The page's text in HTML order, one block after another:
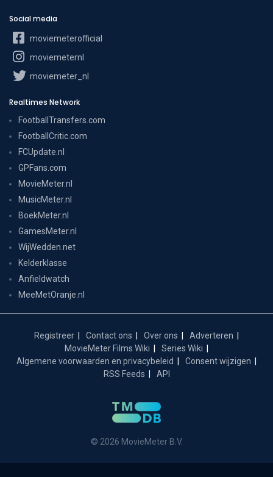
Social media
moviemeterofficial
moviemeternl
moviemeter_nl
Realtimes Network
FootballTransfers.com
FootballCritic.com
FCUpdate.nl
GPFans.com
MovieMeter.nl
MusicMeter.nl
BoekMeter.nl
GamesMeter.nl
WijWedden.net
Kelderklasse
Anfieldwatch
MeeMetOranje.nl
Registreer Contact ons Over ons
Adverteren
MovieMeter Films Wiki
Series Wiki
Algemene voorwaarden en privacybeleid
Consent wijzigen
RSS Feeds
API
© 2026 MovieMeter B.V.